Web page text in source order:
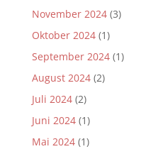
November 2024(3)
Oktober 2024(1)
September 2024(1)
August 2024(2)
Juli 2024(2)
Juni 2024(1)
Mai 2024(1)